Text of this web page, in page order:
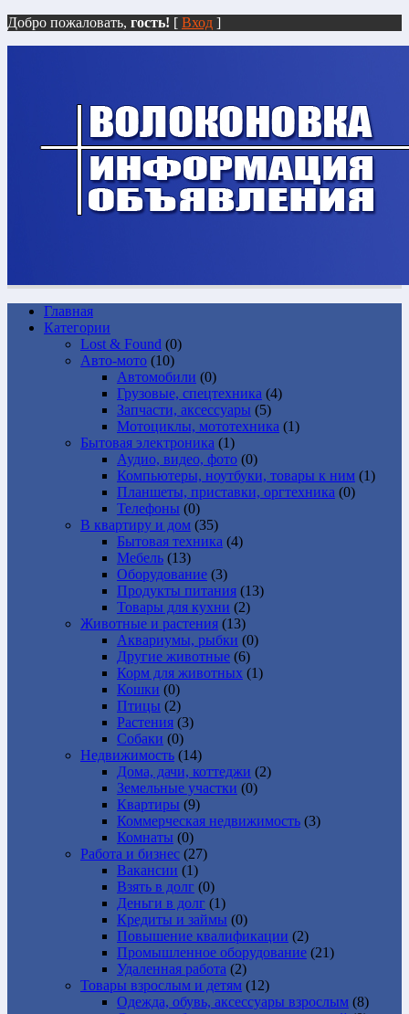
Добро пожаловать, гость! [ Вход ]
Главная
Категории
Lost & Found (0)
Авто-мото (10)
Автомобили (0)
Грузовые, спецтехника (4)
Запчасти, аксессуары (5)
Мотоциклы, мототехника (1)
Бытовая электроника (1)
Аудио, видео, фото (0)
Компьютеры, ноутбуки, товары к ним (1)
Планшеты, приставки, оргтехника (0)
Телефоны (0)
В квартиру и дом (35)
Бытовая техника (4)
Мебель (13)
Оборудование (3)
Продукты питания (13)
Товары для кухни (2)
Животные и растения (13)
Аквариумы, рыбки (0)
Другие животные (6)
Корм для животных (1)
Кошки (0)
Птицы (2)
Растения (3)
Собаки (0)
Недвижимость (14)
Дома, дачи, коттеджи (2)
Земельные участки (0)
Квартиры (9)
Коммерческая недвижимость (3)
Комнаты (0)
Работа и бизнес (27)
Вакансии (1)
Взять в долг (0)
Деньги в долг (1)
Кредиты и займы (0)
Повышение квалификации (2)
Промышленное оборудование (21)
Удаленная работа (2)
Товары взрослым и детям (12)
Одежда, обувь, аксессуары взрослым (8)